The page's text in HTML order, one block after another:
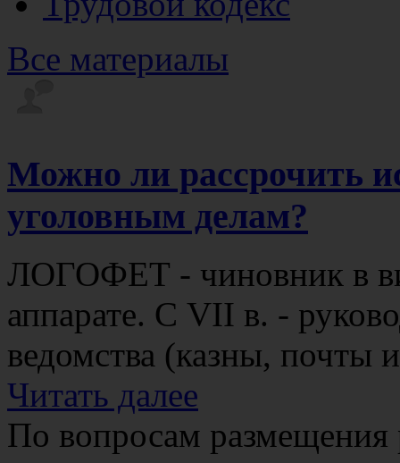
Все материалы
Можно ли рассрочить
уголовным делам?
ЛОГОФЕТ - чиновник в
аппарате. С VII в. -
ведомства (казны, почты
Читать далее
По вопросам размещения